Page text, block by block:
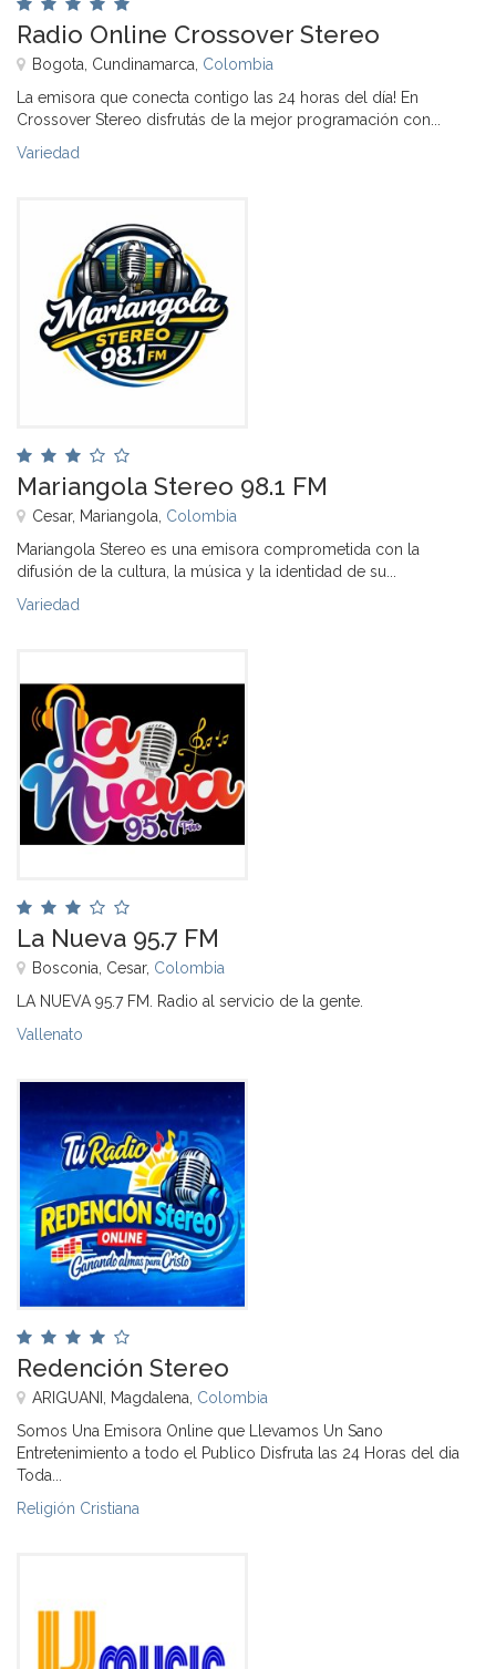
Radio Online Crossover Stereo
Bogota, Cundinamarca, Colombia
La emisora que conecta contigo las 24 horas del día! En
Crossover Stereo disfrutás de la mejor programación con...
Variedad
Mariangola Stereo 98.1 FM
Cesar, Mariangola, Colombia
Mariangola Stereo es una emisora comprometida con la
difusión de la cultura, la música y la identidad de su...
Variedad
La Nueva 95.7 FM
Bosconia, Cesar, Colombia
LA NUEVA 95.7 FM. Radio al servicio de la gente.
Vallenato
Redención Stereo
ARIGUANI, Magdalena, Colombia
Somos Una Emisora Online que Llevamos Un Sano
Entretenimiento a todo el Publico Disfruta las 24 Horas del dia
Toda...
Religión Cristiana